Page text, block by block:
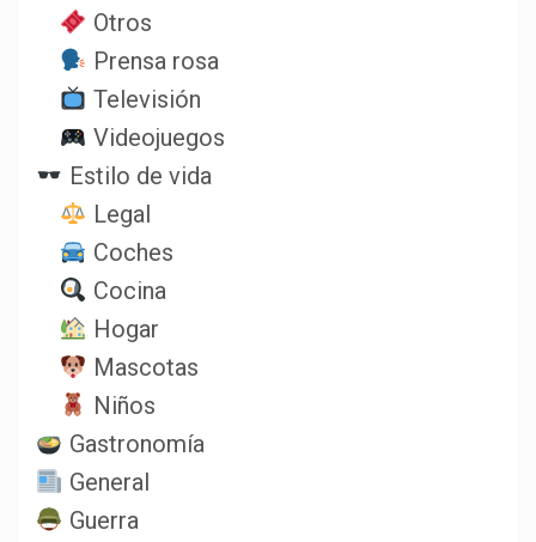
Otros
Prensa rosa
Televisión
Videojuegos
Estilo de vida
Legal
Coches
Cocina
Hogar
Mascotas
Niños
Gastronomía
General
Guerra